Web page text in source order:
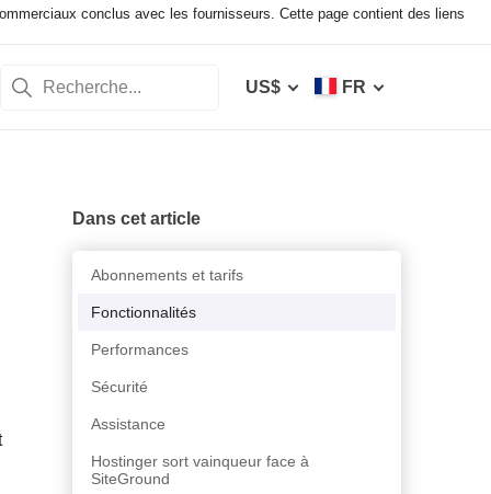
conclus avec les fournisseurs. Cette page contient des liens
US$ FR
Dans cet article
Abonnements et tarifs
Fonctionnalités
Performances
Sécurité
Assistance
Hostinger sort vainqueur face à
SiteGround